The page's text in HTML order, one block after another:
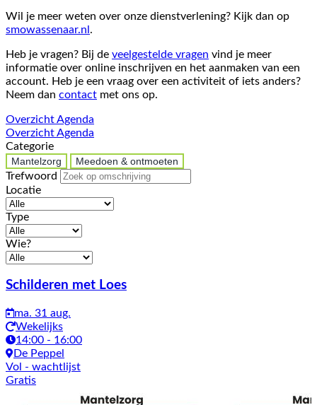
Wil je meer weten over onze dienstverlening? Kijk dan op
smowassenaar.nl .
Heb je vragen? Bij de veelgestelde vragen vind je meer
informatie over online inschrijven en het aanmaken van een
account. Heb je een vraag over een activiteit of iets anders?
Neem dan contact met ons op.
OverzichtAgenda
OverzichtAgenda
Categorie
Mantelzorg
Meedoen & ontmoeten
Trefwoord
Locatie
Type
Wie?
Activiteiten
Schilderen met Loes
ma. 31 aug.
Wekelijks
14:00 - 16:00
De Peppel
Vol - wachtlijst
Gratis